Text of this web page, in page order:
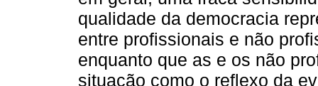
qualidade da democracia
entre profissionais e não
enquanto que as e os não
situação como o reflexo da